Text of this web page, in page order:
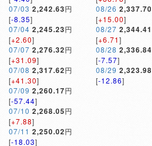
07/03 2,242.63円
[-8.35]
07/04 2,245.23円
[+2.60]
07/07 2,276.32円
[+31.09]
07/08 2,317.62円
[+41.30]
07/09 2,260.17円
[-57.44]
07/10 2,268.05円
[+7.88]
07/11 2,250.02円
[-18.03]
08/26 2,337.70
[+15.00]
08/27 2,344.41
[+6.71]
08/28 2,336.84
[-7.57]
08/29 2,323.98
[-12.86]